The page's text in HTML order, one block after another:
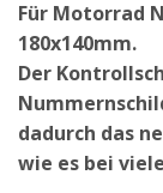
Für Motorrad
180x140mm.
Der
dadurch das
wie es bei